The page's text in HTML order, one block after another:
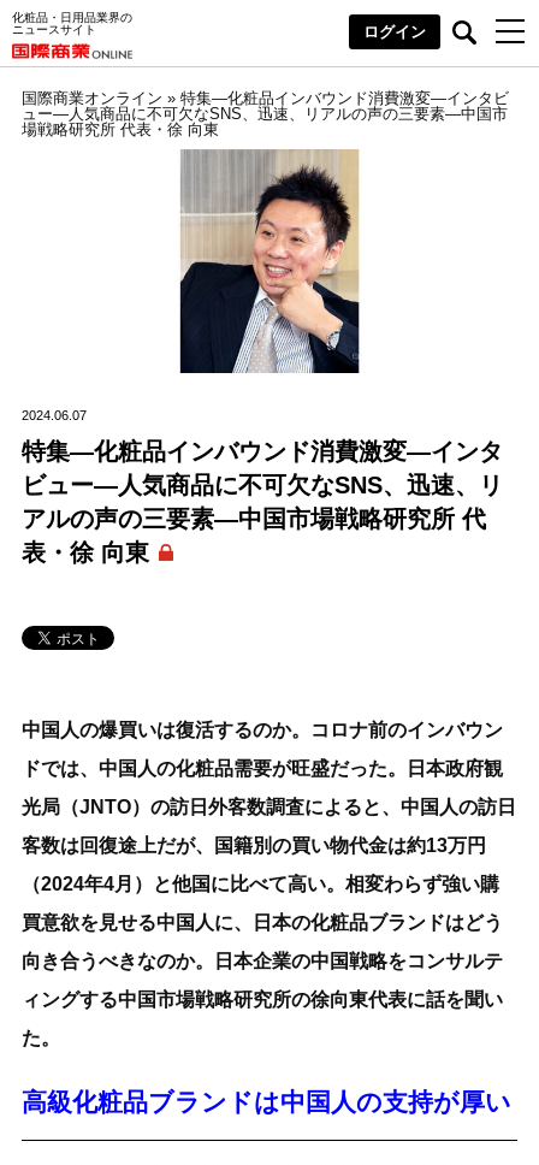
化粧品・日用品業界の
ニュースサイト
ログイン
国際商業オンライン » 特集―化粧品インバウンド消費激変―インタビ
ュー―人気商品に不可欠なSNS、迅速、リアルの声の三要素―中国市
場戦略研究所 代表・徐 向東
2024.06.07
特集―化粧品インバウンド消費激変―インタ
ビュー―人気商品に不可欠なSNS、迅速、リ
アルの声の三要素―中国市場戦略研究所 代
表・徐 向東
中国人の爆買いは復活するのか。コロナ前のインバウン
ドでは、中国人の化粧品需要が旺盛だった。日本政府観
光局（JNTO）の訪日外客数調査によると、中国人の訪日
客数は回復途上だが、国籍別の買い物代金は約13万円
（2024年4月）と他国に比べて高い。相変わらず強い購
買意欲を見せる中国人に、日本の化粧品ブランドはどう
向き合うべきなのか。日本企業の中国戦略をコンサルテ
ィングする中国市場戦略研究所の徐向東代表に話を聞い
た。
高級化粧品ブランドは中国人の支持が厚い